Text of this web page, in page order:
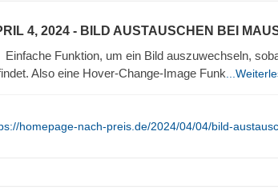
4, 2024 - BILD AUSTAUSCHEN BEI
Einfache Funktion, um ein Bild auszuwechseln,
Also eine Hover-Change-Image Funk
homepage-nach-preis.de/2024/04/04/bild-